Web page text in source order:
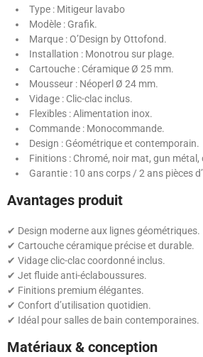
Type : Mitigeur lavabo
Modèle : Grafik.
Marque : O’Design by Ottofond.
Installation : Monotrou sur plage.
Cartouche : Céramique Ø 25 mm.
Mousseur : Néoperl Ø 24 mm.
Vidage : Clic-clac inclus.
Flexibles : Alimentation inox.
Commande : Monocommande.
Design : Géométrique et contemporain.
Finitions : Chromé, noir mat, gun métal,
Garantie : 10 ans corps / 2 ans pièces
Avantages produit
✔ Design moderne aux lignes géométriques.
✔ Cartouche céramique précise et durable.
✔ Vidage clic-clac coordonné inclus.
✔ Jet fluide anti-éclaboussures.
✔ Finitions premium élégantes.
✔ Confort d’utilisation quotidien.
✔ Idéal pour salles de bain contemporaines.
Matériaux & conception